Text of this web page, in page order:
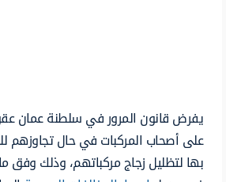
يفرض قانون المرور في سلطنة عمان
على أصحاب المركبات في حال تجاوزهم
بها لتظليل زجاج مركباتهم، وذلك وفق